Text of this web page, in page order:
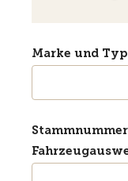
Marke und